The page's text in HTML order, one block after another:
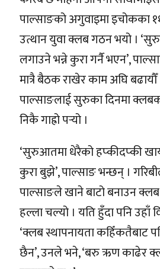
पाल्साङको अगुवाइमा इचोकका
उत्थान युवा क्लब गठन भयो ।
लगाउने भन्ने कुरा गर्नै भएन’,
मात्रै बैठक राखेर काम अघि बढायौँ
पाल्साङलाई सुरुका दिनमा
निकै गाह्रो पर्‍यो ।
‘सुरुआतमा धेरैको हप्कीदप्की
कुरा बुझे’, पाल्साङ भन्छन् ।
पाल्साङले खाने बाटो बनाउन
हल्ला चल्यो । यति हुँदा पनि उहाँ
‘क्लब स्थापनायता कहिँकतैबाट
छैन’, उनले भने, ‘बरु ऋण काढेर